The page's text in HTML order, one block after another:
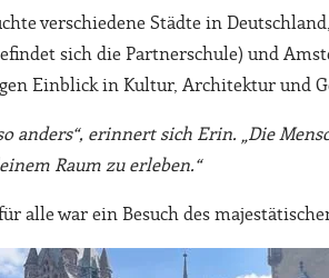
verschiedene Städte in
sich die Partnerschule) und
Einblick in Kultur, Architektur und
so anders“, erinnert sich Erin. „Die
Raum zu erleben.“
alle war ein Besuch des